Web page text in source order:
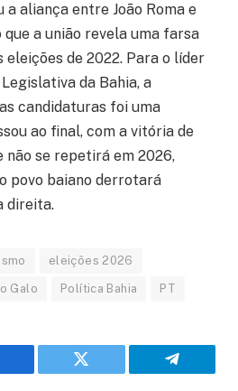
aliança entre João Roma e
a união revela uma farsa
eleições de 2022. Para o líder
da Bahia, a
candidaturas foi uma
ao final, com a vitória de
não se repetirá em 2026,
povo baiano derrotará
direita.
eleições 2026
Galo Política Bahia PT
Twitter Telegram